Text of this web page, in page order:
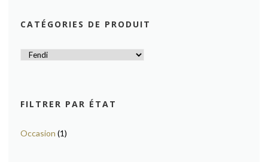
CATÉGORIES DE PRODUIT
FILTRER PAR ÉTAT
Occasion (1)